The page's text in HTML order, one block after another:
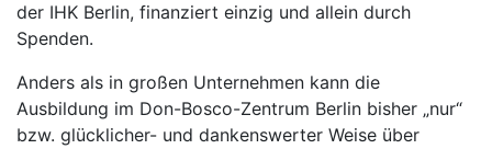
der IHK Berlin, finanziert einzig und allein durch
Spenden.
Anders als in großen Unternehmen kann die
Ausbildung im Don-Bosco-Zentrum Berlin bisher „nur“
bzw. glücklicher- und dankenswerter Weise über